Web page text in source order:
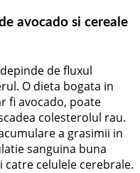
avocado si cereale
de fluxul
O dieta bogata in
fi avocado, poate
colesterolul rau.
a grasimii in
sanguina buna
celulele cerebrale.